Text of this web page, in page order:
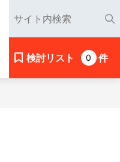
検討リスト 0 件